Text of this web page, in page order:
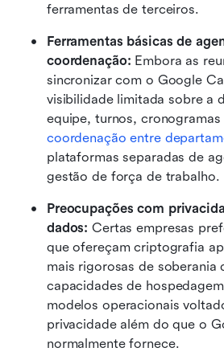
ferramentas de terceiros.
Ferramentas básicas de
coordenação: Embora as
sincronizar com o Google
visibilidade limitada sobre a
coordenação entre
plataformas separadas de
gestão de força de trabalho.
Preocupações com
dados: Certas empresas
que ofereçam criptografia
mais rigorosas de soberania
capacidades de
modelos operacionais
privacidade além do que o
normalmente fornece.